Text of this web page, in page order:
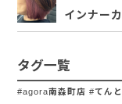
インナー
タグ一覧
#agora南森町店 #てん